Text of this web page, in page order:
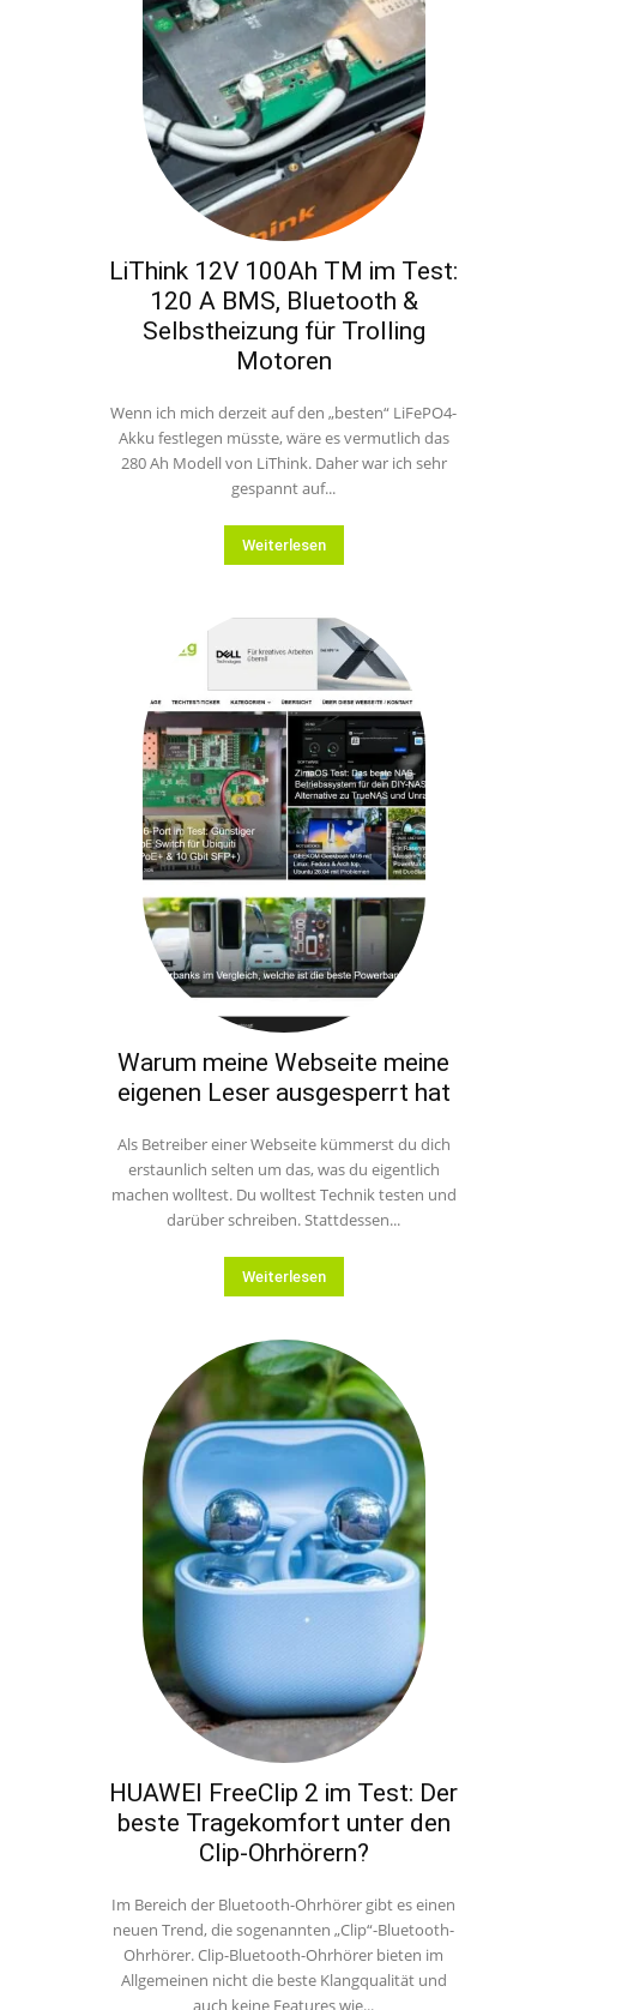
LiThink 12V 100Ah TM im Test:
120 A BMS, Bluetooth &
Selbstheizung für Trolling
Motoren
Wenn ich mich derzeit auf den „besten“ LiFePO4-
Akku festlegen müsste, wäre es vermutlich das
280 Ah Modell von LiThink. Daher war ich sehr
gespannt auf...
Weiterlesen
Warum meine Webseite meine
eigenen Leser ausgesperrt hat
Als Betreiber einer Webseite kümmerst du dich
erstaunlich selten um das, was du eigentlich
machen wolltest. Du wolltest Technik testen und
darüber schreiben. Stattdessen...
Weiterlesen
HUAWEI FreeClip 2 im Test: Der
beste Tragekomfort unter den
Clip-Ohrhörern?
Im Bereich der Bluetooth-Ohrhörer gibt es einen
neuen Trend, die sogenannten „Clip“-Bluetooth-
Ohrhörer. Clip-Bluetooth-Ohrhörer bieten im
Allgemeinen nicht die beste Klangqualität und
auch keine Features wie...